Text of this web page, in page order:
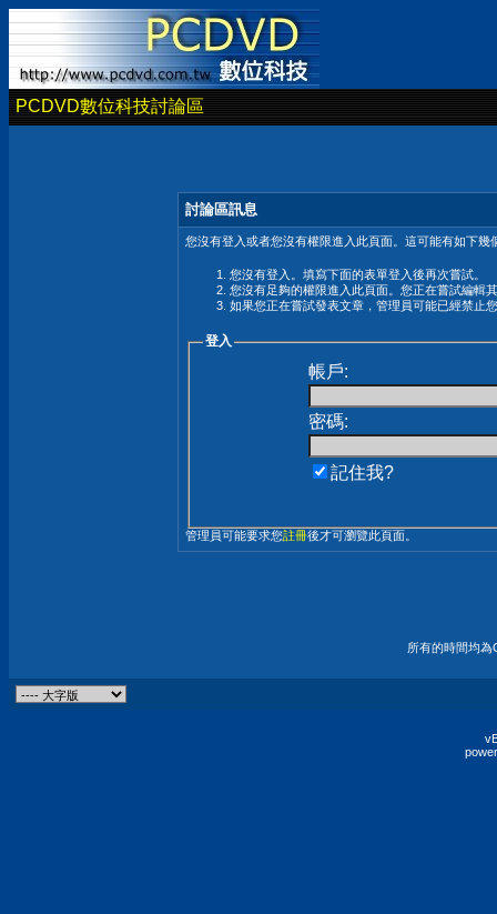
PCDVD數位科技討論區
討論區訊息
您沒有登入或者您沒有權限進入此頁面。這可能有如下幾
您沒有登入。填寫下面的表單登入後再次嘗試。
您沒有足夠的權限進入此頁面。您正在嘗試編輯
如果您正在嘗試發表文章，管理員可能已經禁止
登入
帳戶:
密碼:
記住我?
管理員可能要求您註冊後才可瀏覽此頁面。
所有的時間均為